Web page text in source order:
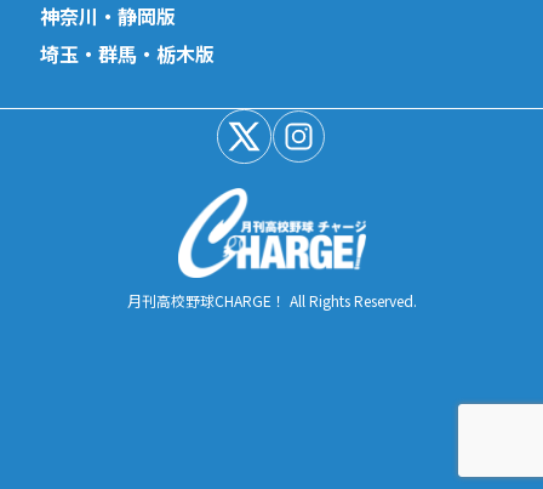
神奈川・静岡版
埼玉・群馬・栃木版
月刊高校野球CHARGE！ All Rights Reserved.